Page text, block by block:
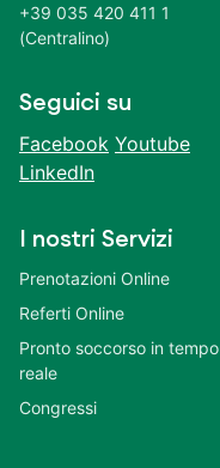
+39 035 420 411 1
(Centralino)
Seguici su
Facebook Youtube
LinkedIn
I nostri Servizi
Prenotazioni Online
Referti Online
Pronto soccorso in tempo
reale
Congressi